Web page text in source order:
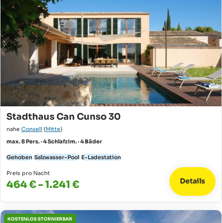
Stadthaus Can Cunso 30
nahe Consell (Mitte)
max. 8 Pers. · 4 Schlafzim. · 4 Bäder
Gehoben Salzwasser-Pool E-Ladestation
Preis pro Nacht
464 € - 1.241 € Details
KOSTENLOS STORNIERBAR